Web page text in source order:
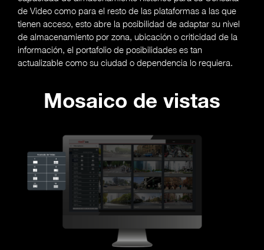
de Video como para el resto de las plataformas a las que
tienen acceso, esto abre la posibilidad de adaptar su nivel
de almacenamiento por zona, ubicación o criticidad de la
información, el portafolio de posibilidades es tan
actualizable como su ciudad o dependencia lo requiera.
Mosaico de vistas